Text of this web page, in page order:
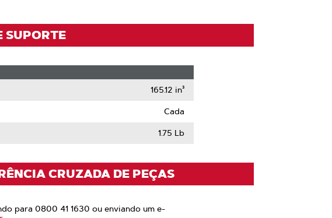
SUPORTE
165.12 in³
Cada
1.75 Lb
CRUZADA DE PEÇAS
para 0800 41 1630 ou enviando um e-